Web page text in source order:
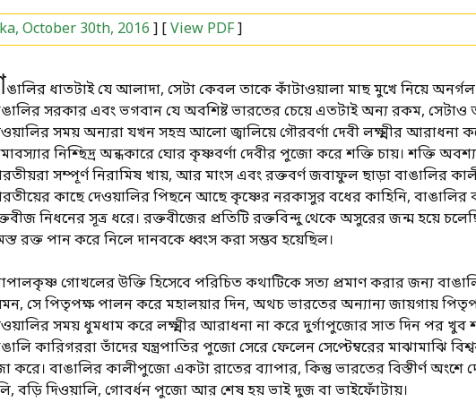
October 30th, 2016 ] [View PDF]
ঙালির ধাতটাই যে আলাদা, সেটা কেবল তাকে কাঁটাওয়ালা মাছ মুখে নিয়ে
সরকার এবং ভগবান যে অবশিষ্ট ভারতের চেয়ে এতটাই অন্য রকম, সেটাও
সময় অন্যরা যখন সহস্র আলো জ্বালিয়ে গৌরবর্ণা দেবী লক্ষ্মীর আরাধনা
নিশ্ছিদ্র অন্ধকারে ঘোর কৃষ্ণবর্ণা দেবীর পুজো করে শক্তি চায়। শক্তি
সম্পূর্ণ নিরামিষ খায়, আর মাংস এবং রক্তবর্ণ জবাফুল ছাড়া বাঙালির
কাছে দেওয়ালির পিছনে আছে কৃষ্ণের নরকাসুর বধের কাহিনি, বাঙালির
নিধনের সূত্র ধরে। রক্তবীজের প্রতিটি রক্তবিন্দু থেকে অসুরের জন্ম হয়ে
রক্ত পান করে নিলে দানবকে ধ্বংস করা সম্ভব হয়েছিল।
গোখলের উক্তি হিসেবে পরিচিত কথাটিকে সত্য প্রমাণ করার জন্য
সে পিতৃপক্ষ পালন করে মহালয়ার দিন, অথচ ভারতের অন্যান্য জায়গায়
সময় ধুমধাম করে লক্ষ্মীর আরাধনা না করে দুর্গাপুজোর সাত দিন পর খুব
কারিগররা তাঁদের যন্ত্রপাতির পুজো সেরে ফেলেন সেপ্টেম্বরের মাঝামাঝি
করে। বাঙালির কালীপুজো একটা রাতের ব্যাপার, কিন্তু ভারতের বিস্তীর্ণ
বড়ি দিওয়ালি, গোবর্ধন পুজো আর শেষ হয় ভাই দুজ বা ভাইফোঁটায়।